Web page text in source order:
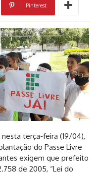
Pinterest
terça-feira (19/04),
do Passe Livre
exigem que prefeito
de 2005, “Lei do